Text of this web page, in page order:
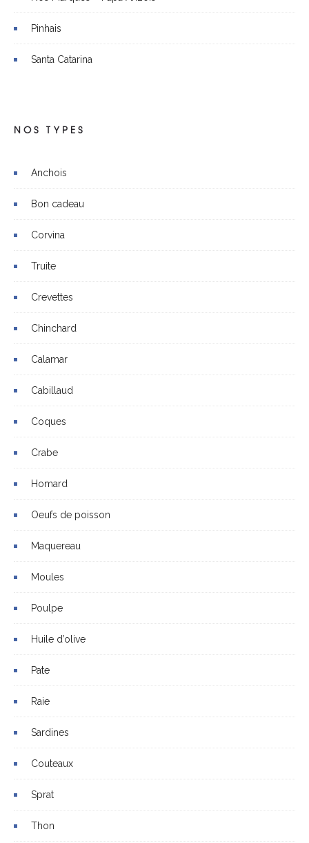
Pinhais
Santa Catarina
NOS TYPES
Anchois
Bon cadeau
Corvina
Truite
Crevettes
Chinchard
Calamar
Cabillaud
Coques
Crabe
Homard
Oeufs de poisson
Maquereau
Moules
Poulpe
Huile d’olive
Pate
Raie
Sardines
Couteaux
Sprat
Thon